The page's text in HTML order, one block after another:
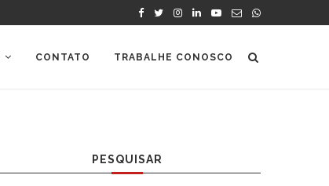
CONTATO TRABALHE CONOSCO
PESQUISAR